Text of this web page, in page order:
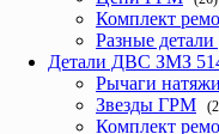
Комплект
Разные
Детали ДВС ЗМЗ
Рычаги
Звезды ГРМ
Комплект